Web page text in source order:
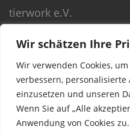
Wir schätzen Ihre
Wir verwenden Cookies,
verbessern,
einzusetzen und unseren
Wenn Sie auf „Alle
Anwendung von Cookies zu.
tierwork e.V.
Volksbank
BLZ: 24060300
Konto: 4902218000
IBAN:
BIC: GENODEF1NBU